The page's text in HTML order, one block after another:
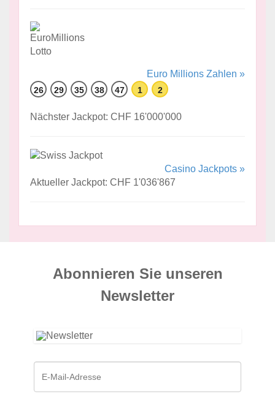
Euro Millions Zahlen »
26 29 35 38 47 1 2
Nächster Jackpot: CHF 16'000'000
Casino Jackpots »
Aktueller Jackpot: CHF 1'036'867
Abonnieren Sie unseren
News­letter